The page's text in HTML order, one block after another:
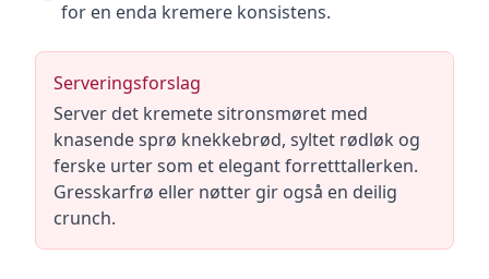
for en enda kremere konsistens.
Serveringsforslag
Server det kremete sitronsmøret med
knasende sprø knekkebrød, syltet rødløk og
ferske urter som et elegant forretttallerken.
Gresskarfrø eller nøtter gir også en deilig
crunch.